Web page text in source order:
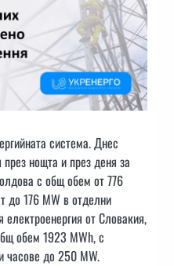
система. Днес
нощта и през деня за
с общ обем от 776
до 176 MW в отделни
от Словакия,
обем 1923 MWh, с
часове до 250 MW.